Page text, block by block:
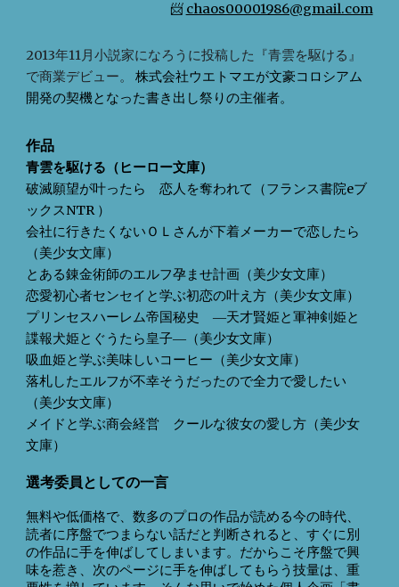
📨 chaos00001986@gmail.com
2013年11月小説家になろうに投稿した『青雲を駆ける』
で商業デビュー。
株式会社ウエトマエが文豪コロシアム
開発の契機となった書き出し祭りの主催者。
作品
青雲を駆ける（ヒーロー文庫）
破滅願望が叶ったら 恋人を奪われて（フランス書院eブ
ックスNTR ）
会社に行きたくないＯＬさんが下着メーカーで恋したら
（美少女文庫）
とある錬金術師のエルフ孕ませ計画（美少女文庫）
恋愛初心者センセイと学ぶ初恋の叶え方（美少女文庫）
プリンセスハーレム帝国秘史 ―天才賢姫と軍神剣姫と
諜報犬姫とぐうたら皇子―（美少女文庫）
吸血姫と学ぶ美味しいコーヒー（美少女文庫）
落札したエルフが不幸そうだったので全力で愛したい
（美少女文庫）
メイドと学ぶ商会経営 クールな彼女の愛し方（美少女
文庫）
選考委員としての一言
無料や低価格で、数多のプロの作品が読める今の時代、
読者に序盤でつまらない話だと判断されると、すぐに別
の作品に手を伸ばしてしまいます。だからこそ序盤で興
味を惹き、次のページに手を伸ばしてもらう技量は、重